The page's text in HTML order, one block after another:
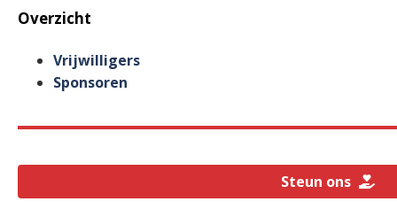
Overzicht
Vrijwilligers
Sponsoren
Steun ons